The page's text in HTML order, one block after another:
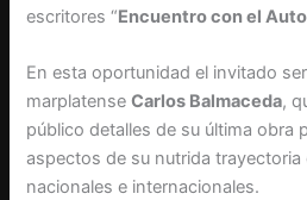
escritores “Encuentro con el
En esta oportunidad el invitado
marplatenseCarlos Balmaceda,
público detalles de su última obra
aspectos de su nutrida trayectoria
nacionales e internacionales.